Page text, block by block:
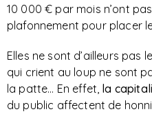
10 000 € par mois n’ont
plafonnement pour placer
Elles ne sont d’ailleurs pas
qui crient au loup ne sont
la patte… En effet, la
du public affectent de